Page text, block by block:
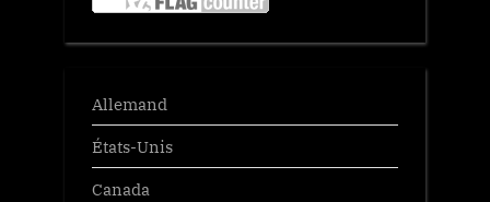
Allemand
États-Unis
Canada